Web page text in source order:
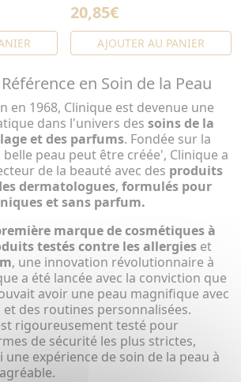
20,85€
AJOUTER AU PANIER
en Soin de la Peau
en 1968, Clinique est devenue une
dans l'univers des soins de la
et des parfums. Fondée sur la
peau peut être créée', Clinique a
de la beauté avec des produits
dermatologues, formulés pour
et sans parfum.
marque de cosmétiques à
testés contre les allergies et
, une innovation révolutionnaire à
a été lancée avec la conviction que
avoir une peau magnifique avec
des routines personnalisées.
rigoureusement testé pour
de sécurité les plus strictes,
expérience de soin de la peau à